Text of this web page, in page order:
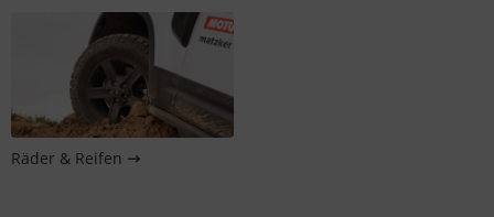
Räder & Reifen